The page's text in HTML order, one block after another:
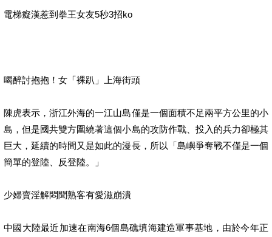
電梯癡漢惹到拳王女友5秒3招ko
喝醉討抱抱！女「裸趴」上海街頭
陳虎表示，浙江外海的一江山島僅是一個面積不足兩平方公里的小
島，但是國共雙方圍繞著這個小島的攻防作戰、投入的兵力卻極其
巨大，延續的時間又是如此的漫長，所以「島嶼爭奪戰不僅是一個
簡單的登陸、反登陸。」
少婦賣淫解悶聞熟客有愛滋崩潰
中國大陸最近加速在南海6個島礁填海建造軍事基地，由於今年正